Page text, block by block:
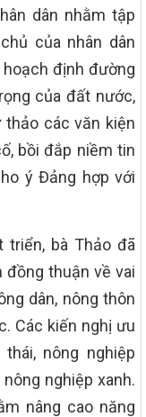
dân nhằm tập
của nhân dân
định đường
của đất nước,
các văn kiện
bồi đắp niềm tin
ý Đảng hợp với
bà Thảo đã
đồng thuận về vai
dân, nông thôn
Các kiến nghị ưu
nông nghiệp
nghiệp xanh.
nâng cao năng